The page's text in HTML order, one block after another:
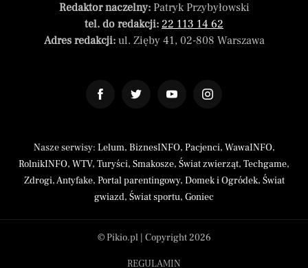
Redaktor naczelny:Patryk Przybyłowski
tel. do redakcji: 22 113 14 62
Adres redakcji:ul. Zięby 41, 02-808 Warszawa
Nasze serwisy: Lelum, BiznesINFO, Pacjenci, WawaINFO,
RolnikINFO, WTV, Turyści, Smakosze, Świat zwierząt, Techgame,
Zdrogi,Antyfake, Portal parentingowy, Domek i Ogródek, Świat
gwiazd, Świat sportu, Goniec
© Pikio.pl | Copyright 2026
REGULAMIN